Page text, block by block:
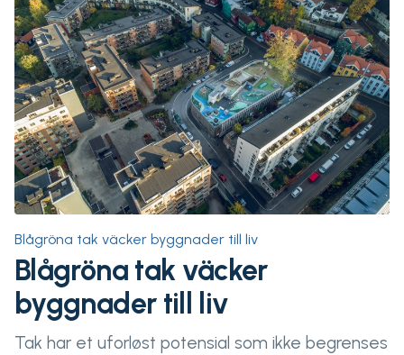
Blågröna tak väcker byggnader till liv
Blågröna tak väcker
byggnader till liv
Tak har et uforløst potensial som ikke begrenses